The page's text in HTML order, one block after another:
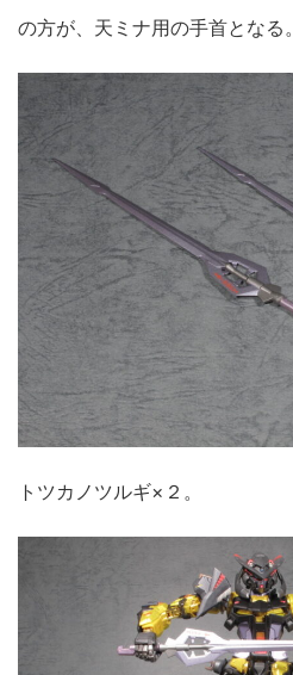
の方が、天ミナ用の手首となる。
トツカノツルギ×２。